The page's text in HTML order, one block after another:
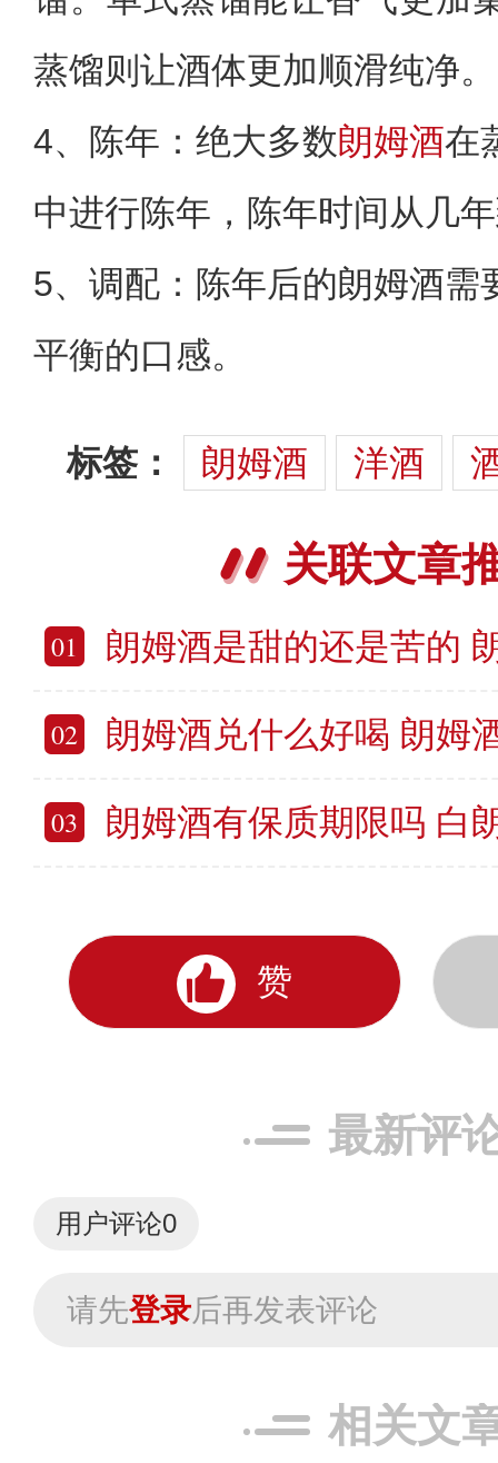
蒸馏则让酒体更加顺滑纯净。
4、‌陈年‌：绝大多数朗姆酒在
中进行陈年，陈年时间从几
5、‌调配‌：陈年后的朗姆酒需
平衡的口感。
标签： 朗姆酒 洋酒
关联文章
01 朗姆酒是甜的还是苦的 朗姆酒
02 朗姆酒兑什么好喝 朗姆
03 朗姆酒有保质期限吗 白朗姆
赞
最新评
用户评论0
请先登录后再发表评论
相关文